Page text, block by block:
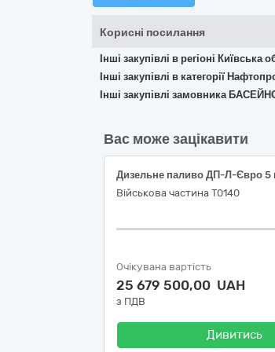
Корисні посилання
Інші закупівлі в регіоні Київська
Інші закупівлі в категорії
Інші закупівлі замовника
Вас може зацікавити
Дизельне паливо ДП-Л-Євро 5
Військова частина Т0140
Очікувана вартість
25 679 500,00 UAH
з ПДВ
Дивитись